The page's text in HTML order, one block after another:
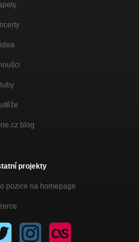
blog
projekty
pozice na homepage